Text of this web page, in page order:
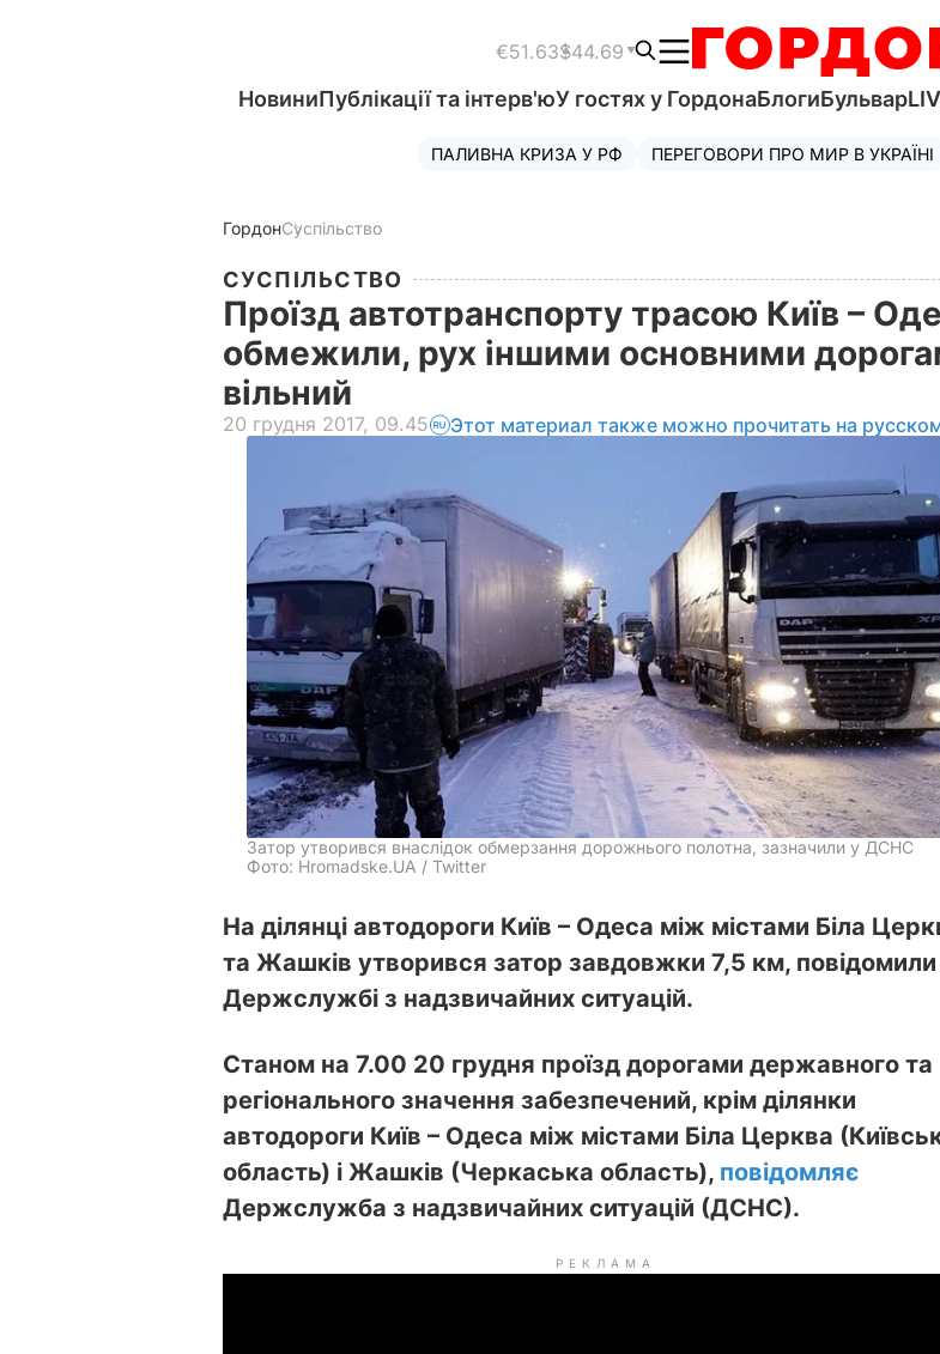
€51.63$44.69
НовиниПублікації та інтерв'юУ гостях у ГордонаБлогиБульвар
ПАЛИВНА КРИЗА У РФ ПЕРЕГОВОРИ ПРО МИР В УКРАЇНІ
ГордонСуспільство
СУСПІЛЬСТВО
Проїзд автотранспорту трасою Київ –
обмежили, рух іншими основними
вільний
20 грудня 2017, 09.45 Этот материал также можно прочитать на
Затор утворився внаслідок обмерзання дорожнього полотна, зазначили у ДСНС
Фото: Hromadske.UA / Twitter
На ділянці автодороги Київ – Одеса між містами Біла
та Жашків утворився затор завдовжки 7,5 км, повідомили
Держслужбі з надзвичайних ситуацій.
Станом на 7.00 20 грудня проїзд дорогами державного та
регіонального значення забезпечений, крім ділянки
автодороги Київ – Одеса між містами Біла Церква
область) і Жашків (Черкаська область), повідомляє
Держслужба з надзвичайних ситуацій (ДСНС).
РЕКЛАМА